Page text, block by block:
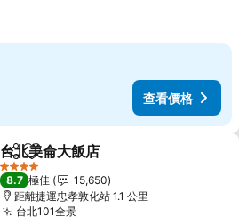
查看價格
分享 放到收藏夾
台北美侖大飯店
4 星級
8.7 極佳
15,650
距離捷運忠孝敦化站 1.1 公里
台北101全景查看價格